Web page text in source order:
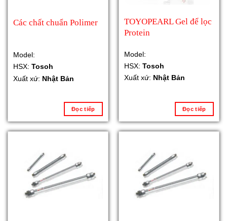
Các chất chuẩn Polimer
Model:
HSX: Tosoh
Xuất xứ: Nhật Bản
Đọc tiếp
TOYOPEARL Gel để lọc
Protein
Model:
HSX: Tosoh
Xuất xứ: Nhật Bản
Đọc tiếp